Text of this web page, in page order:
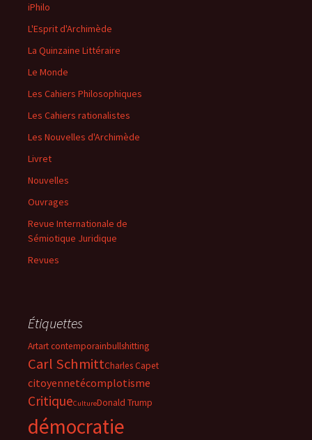
iPhilo
L'Esprit d'Archimède
La Quinzaine Littéraire
Le Monde
Les Cahiers Philosophiques
Les Cahiers rationalistes
Les Nouvelles d'Archimède
Livret
Nouvelles
Ouvrages
Revue Internationale de
Sémiotique Juridique
Revues
Étiquettes
Artart contemporainbullshitting
Carl SchmittCharles Capet
citoyennetécomplotisme
CritiqueCultureDonald Trump
démocratie